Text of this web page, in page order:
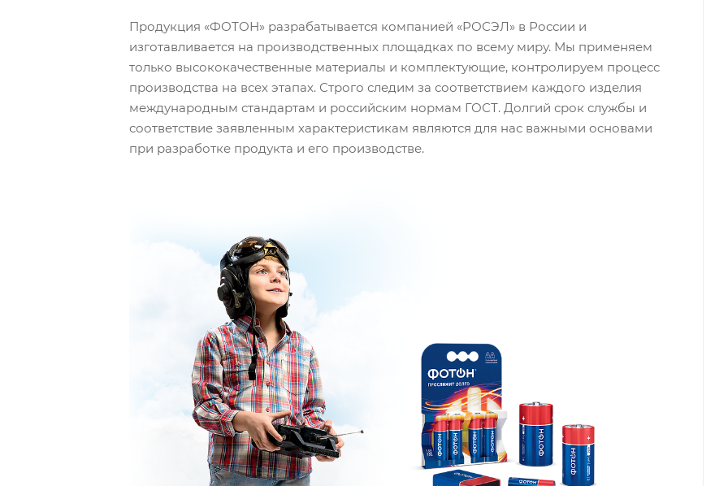
Продукция «ФОТОН» разрабатывается компанией «РОСЭЛ» в России и
изготавливается на производственных площадках по всему миру. Мы применяем
только высококачественные материалы и комплектующие, контролируем процесс
производства на всех этапах. Строго следим за соответствием каждого изделия
международным стандартам и российским нормам ГОСТ. Долгий срок службы и
соответствие заявленным характеристикам являются для нас важными основами
при разработке продукта и его производстве.